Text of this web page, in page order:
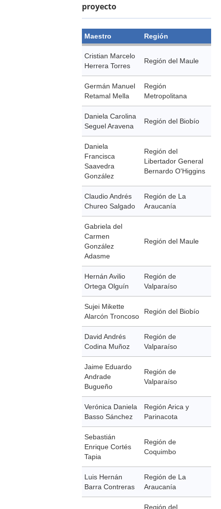
proyecto
Maestro Región
Cristian Marcelo
Herrera Torres
Región del Maule
Germán Manuel
Retamal Mella
Región
Metropolitana
Daniela Carolina
Seguel Aravena
Región del Biobío
Daniela
Francisca
Saavedra
González
Región del
Libertador General
Bernardo O'Higgins
Claudio Andrés
Chureo Salgado
Región de La
Araucanía
Gabriela del
Carmen
González
Adasme
Región del Maule
Hernán Avilio
Ortega Olguín
Región de
Valparaíso
Sujei Mikette
Alarcón Troncoso
Región del Biobío
David Andrés
Codina Muñoz
Región de
Valparaíso
Jaime Eduardo
Andrade
Bugueño
Región de
Valparaíso
Verónica Daniela
Basso Sánchez
Región Arica y
Parinacota
Sebastián
Enrique Cortés
Tapia
Región de
Coquimbo
Luis Hernán
Barra Contreras
Región de La
Araucanía
Región del